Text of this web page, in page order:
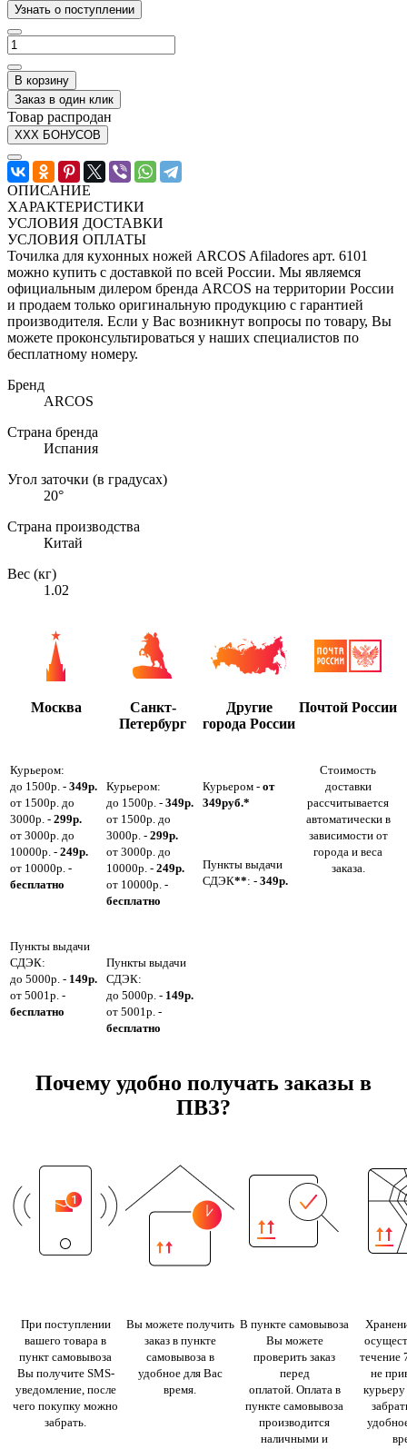
Узнать о поступлении
В корзину
Заказ в один клик
Товар распродан
XXX БОНУСОВ
ОПИСАНИЕ
ХАРАКТЕРИСТИКИ
УСЛОВИЯ ДОСТАВКИ
УСЛОВИЯ ОПЛАТЫ
Точилка для кухонных ножей ARCOS Afiladores арт. 6101
можно купить с доставкой по всей России. Мы являемся
официальным дилером бренда ARCOS на территории России
и продаем только оригинальную продукцию с гарантией
производителя. Если у Вас возникнут вопросы по товару, Вы
можете проконсультироваться у наших специалистов по
бесплатному номеру.
Бренд
ARCOS
Страна бренда
Испания
Угол заточки (в градусах)
20°
Страна производства
Китай
Вес (кг)
1.02
Москва
Курьером:
до 1500р. - 349р.
от 1500р. до
3000р. - 299р.
от 3000р. до
10000р. - 249р.
от 10000р. -
бесплатно
Пункты выдачи
СДЭК:
до 5000р. - 149р.
от 5001р. -
бесплатно
Санкт-
Петербург
Курьером:
до 1500р. - 349р.
от 1500р. до
3000р. - 299р.
от 3000р. до
10000р. - 249р.
от 10000р. -
бесплатно
Пункты выдачи
СДЭК:
до 5000р. - 149р.
от 5001р. -
бесплатно
Другие
города России
Курьером - от
349руб.*
Пункты выдачи
СДЭК**: - 349р.
Почтой России
Стоимость
доставки
рассчитывается
автоматически в
зависимости от
города и веса
заказа.
Почему удобно получать заказы в
ПВЗ?
При поступлении
вашего товара в
пункт самовывоза
Вы получите SMS-
уведомление, после
чего покупку можно
забрать.
Вы можете получить
заказ в пункте
самовывоза в
удобное для Вас
время.
В пункте самовывоза
Вы можете
проверить заказ
перед
оплатой. Оплата в
пункте самовывоза
производится
наличными и
течение
не